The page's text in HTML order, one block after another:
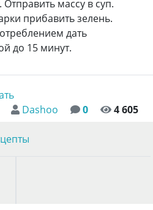
массу в суп.
прибавить зелень.
дать
до 15 минут.
Dashoo 0 4 605